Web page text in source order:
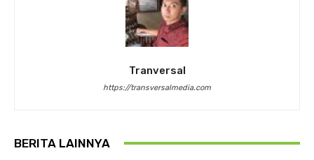
Tranversal
https://transversalmedia.com
BERITA LAINNYA